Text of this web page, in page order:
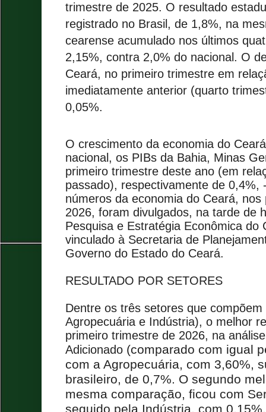
trimestre de 2025. O resultado
registrado no Brasil, de 1,8%, na
cearense acumulado nos últimos
2,15%, contra 2,0% do nacional. O
Ceará, no primeiro trimestre em
imediatamente anterior (quarto
0,05%.
O crescimento da economia do
nacional, os PIBs da Bahia, Minas
primeiro trimestre deste ano (em
passado), respectivamente de 0,4%,
números da economia do Ceará,
2026, foram divulgados, na tarde de
Pesquisa e Estratégia Econômica do
vinculado à Secretaria de
Governo do Estado do Ceará.
RESULTADO POR SETORES
Dentre os três setores que
Agropecuária e Indústria), o melhor
primeiro trimestre de 2026, na
Adicionado (comparado com igual
com a Agropecuária, com 3,60%,
brasileiro, de 0,7%. O segundo
mesma comparação, ficou com
seguido pela Indústria, com